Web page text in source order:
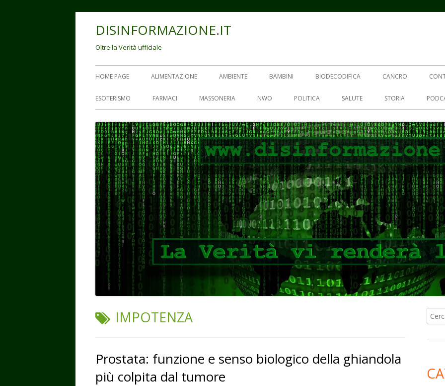
DISINFORMAZIONE.IT
Oltre la Verità ufficiale
Menu
principale
HOME PAGE ALIMENTAZIONE AMBIENTE BAMBINI BIODECODIFICA CANCRO
ESOTERISMO FARMACI MASSONERIA NWO POLITICA SALUTE STORIA
TAG:
IMPOTENZA
Prostata: funzione e senso biologico della ghiandola
più colpita dal tumore
per: